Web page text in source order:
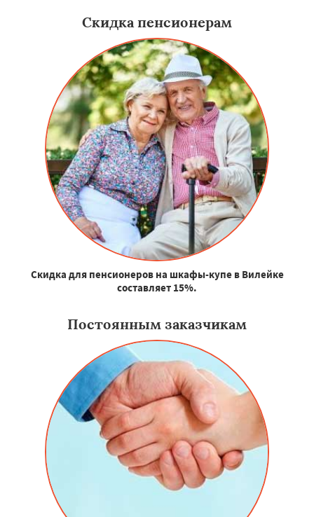
Скидка пенсионерам
Скидка для пенсионеров на шкафы-купе в Вилейке
составляет 15%.
Постоянным заказчикам